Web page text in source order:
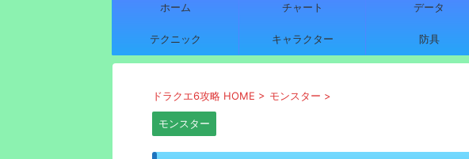
ホーム チャート データ
テクニック キャラクター 防具
ドラクエ6攻略 HOME > モンスター >
モンスター